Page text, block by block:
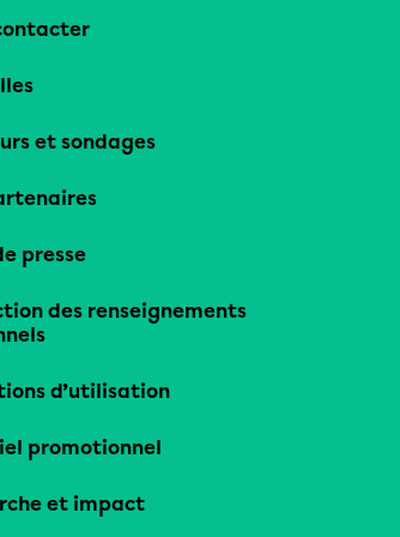
et sondages
presse
des renseignements
d’utilisation
promotionnel
et impact